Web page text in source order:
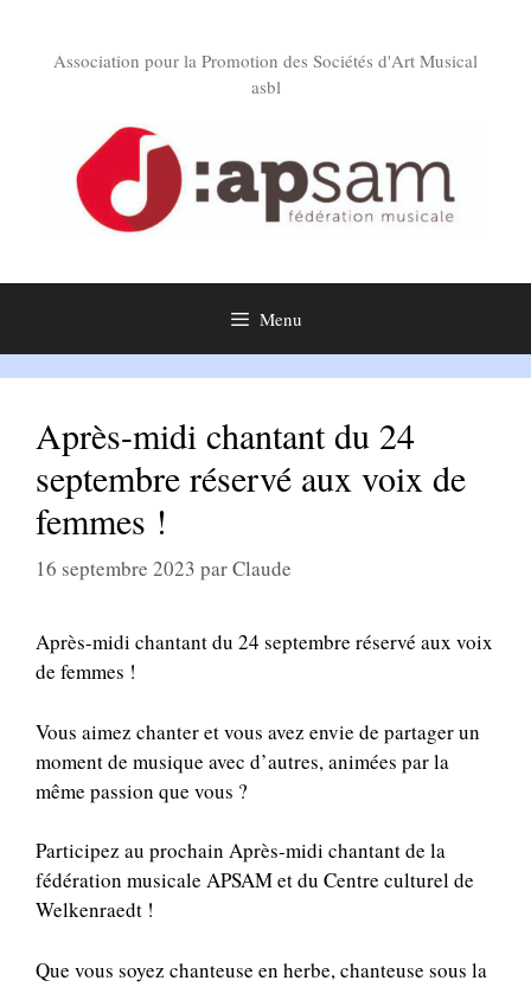
contenuAssociation pour la Promotion des Sociétés d'Art Musical
asbl
Menu
Après-midi chantant du 24
septembre réservé aux voix de
femmes !
16 septembre 2023 parClaude
Après-midi chantant du 24 septembre réservé aux voix
de femmes !
Vous aimez chanter et vous avez envie de partager un
moment de musique avec d’autres, animées par la
même passion que vous ?
Participez au prochain Après-midi chantant de la
fédération musicale APSAM et du Centre culturel de
Welkenraedt !
Que vous soyez chanteuse en herbe, chanteuse sous la